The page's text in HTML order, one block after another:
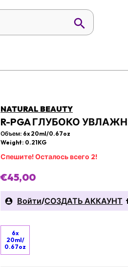
NATURAL BEAUTY
R-PGA ГЛУБОКО
Объем: 6x 20ml/0.67oz
Weight: 0.21KG
Спешите! Осталось всего 2!
€45,00
Войти/СОЗДАТЬ АККАУНТ
6x
20ml/
0.67oz